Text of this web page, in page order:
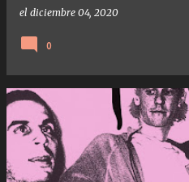
el diciembre 04, 2020
0